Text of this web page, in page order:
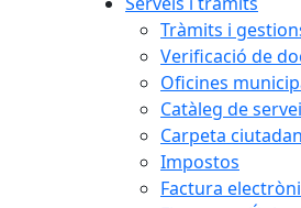
Tràmits i
Verificació de
Oficines
Catàleg de
Carpeta
Impostos
Factura